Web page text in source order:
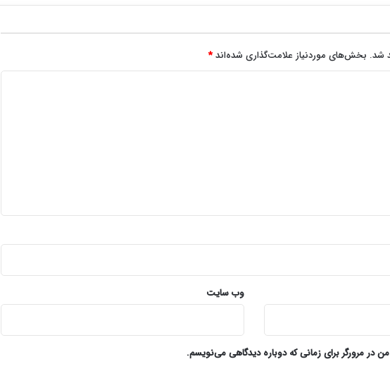
شد. بخش‌های موردنیاز علامت‌گذاری شده‌اند*
وب‌ سایت
در مرورگر برای زمانی که دوباره دیدگاهی می‌نویسم.